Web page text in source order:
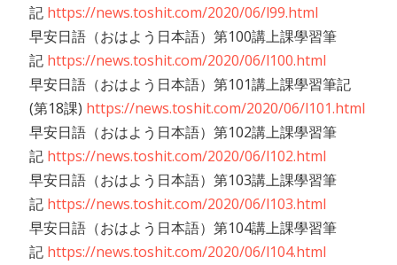
記 https://news.toshit.com/2020/06/l99.html
早安日語（おはよう日本語）第100講上課學習筆
記 https://news.toshit.com/2020/06/l100.html
早安日語（おはよう日本語）第101講上課學習筆記
(第18課) https://news.toshit.com/2020/06/l101.html
早安日語（おはよう日本語）第102講上課學習筆
記 https://news.toshit.com/2020/06/l102.html
早安日語（おはよう日本語）第103講上課學習筆
記 https://news.toshit.com/2020/06/l103.html
早安日語（おはよう日本語）第104講上課學習筆
記 https://news.toshit.com/2020/06/l104.html